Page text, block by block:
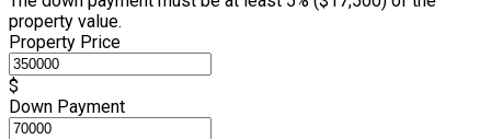
property value.
Property Price
$
Down Payment